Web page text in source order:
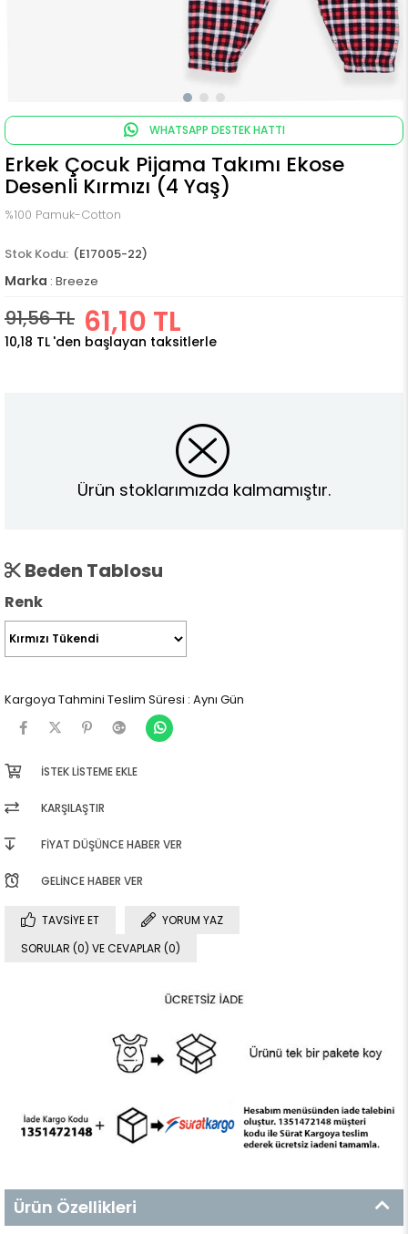
WHATSAPP DESTEK HATTI
Erkek Çocuk Pijama Takımı Ekose
Desenli Kırmızı (4 Yaş)
%100 Pamuk-Cotton
(E17005-22)
Marka : Breeze
91,56 TL 61,10 TL
10,18 TL 'den başlayan taksitlerle
Ürün stoklarımızda kalmamıştır.
Beden Tablosu
Renk
Kargoya Tahmini Teslim Süresi : Aynı Gün
İSTEK LISTEME EKLE
KARŞILAŞTIR
FIYAT DÜŞÜNCE HABER VER
GELINCE HABER VER
TAVSIYE ET
YORUM YAZ
SORULAR (0) VE CEVAPLAR (0)
Ürün Özellikleri